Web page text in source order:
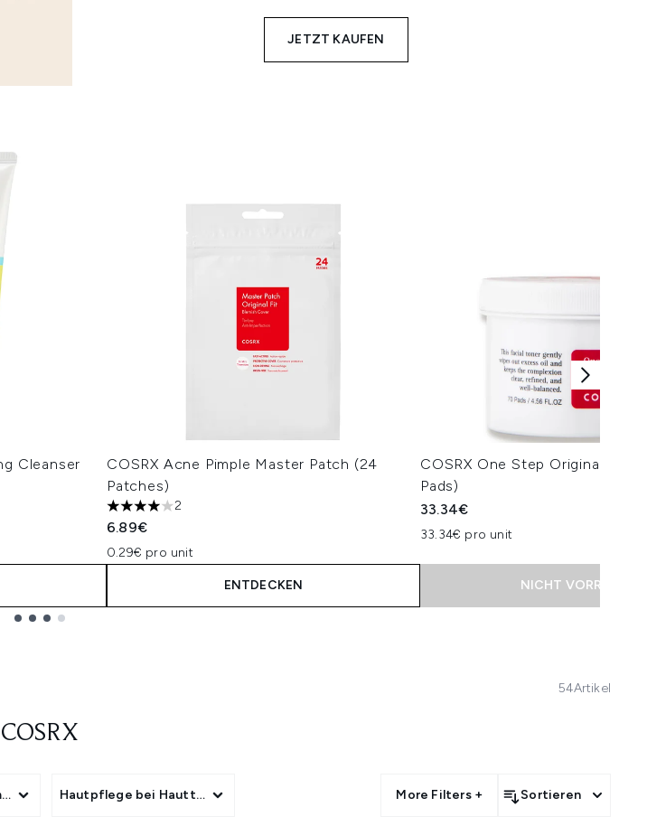
JETZT KAUFEN
Cleanser
COSRX Acne Pimple Master Patch (24
Patches)
4 stars out of a maximum of 5
2
6.89€
0.29€ pro unit
ENTDECKEN
COSRX One Step Original
Pads)
33.34€
33.34€ pro unit
NICHT VORRÄTIG
54Artikel
COSRX
Hautpflege bei Hauttyp More Filters + Sortieren